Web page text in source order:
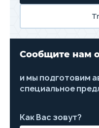
Сообщите нам
и мы подготовим
специальное
Как Вас зовут?